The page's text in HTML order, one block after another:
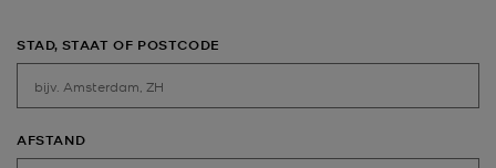
STAD, STAAT OF POSTCODE
AFSTAND